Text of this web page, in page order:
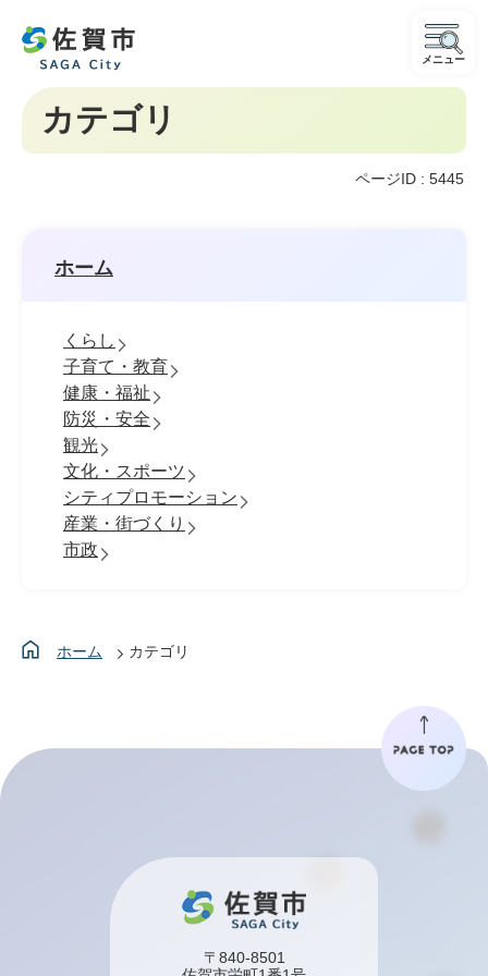
メニュー
カテゴリ
ページID : 5445
ホーム
くらし
子育て・教育
健康・福祉
防災・安全
観光
文化・スポーツ
シティプロモーション
産業・街づくり
市政
ホーム カテゴリ
〒840-8501